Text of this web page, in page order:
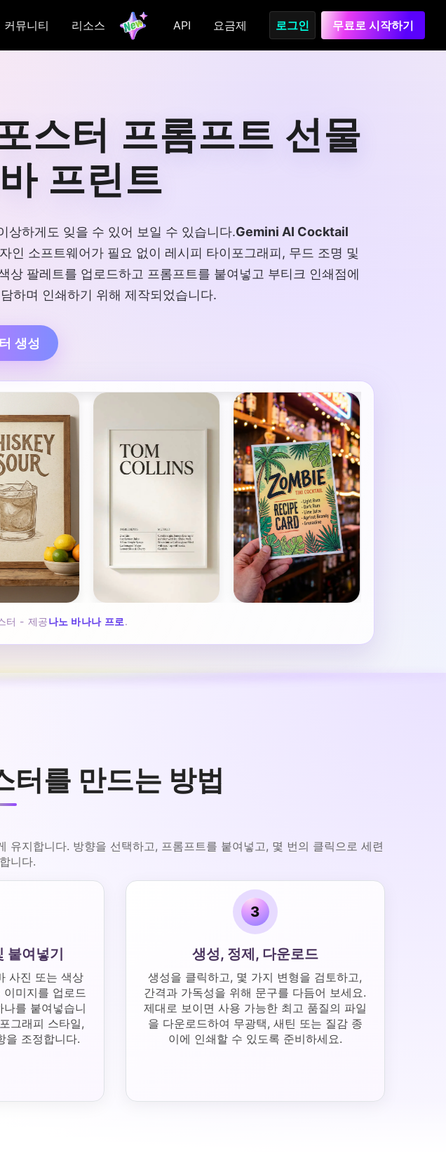
커뮤니티 리소스 API 요금제 로그인 무료로 시작하기
스터 프롬프트 선물
프린트
상하게도 잊을 수 있어 보일 수 있습니다.Gemini AI Cocktail
인 소프트웨어가 필요 없이 레시피 타이포그래피, 무드 조명 및
팔레트를 업로드하고 프롬프트를 붙여넣고 부티크 인쇄점에
하며 인쇄하기 위해 제작되었습니다.
생성
터 - 제공나노 바나나 프로.
터를 만드는 방법
지합니다. 방향을 선택하고, 프롬프트를 붙여넣고, 몇 번의 클릭으로 세련
니다.
붙여넣기
사진 또는 색상
미지를 업로드
를 붙여넣습니
그래피 스타일,
을 조정합니다.
3
생성, 정제, 다운로드
생성을 클릭하고, 몇 가지 변형을 검토하고,
간격과 가독성을 위해 문구를 다듬어 보세요.
제대로 보이면 사용 가능한 최고 품질의 파일
을 다운로드하여 무광택, 새틴 또는 질감 종
이에 인쇄할 수 있도록 준비하세요.